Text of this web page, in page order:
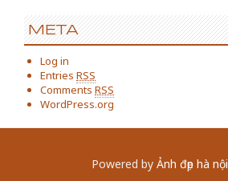
META
Log in
Entries RSS
Comments RSS
WordPress.org
Powered by Ảnh đẹp hà nội